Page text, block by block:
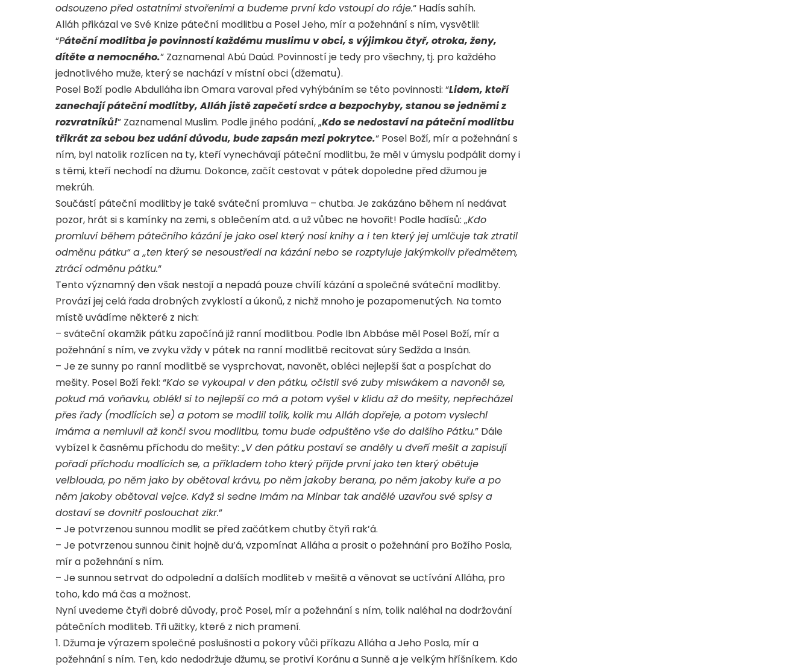
odsouzeno před ostatními stvořeními a budeme první kdo vstoupí do ráje.“ Hadís sahíh.
Alláh přikázal ve Své Knize páteční modlitbu a Posel Jeho, mír a požehnání s ním, vysvětlil:
“Páteční modlitba je povinností každému muslimu v obci, s výjimkou čtyř, otroka, ženy,
dítěte a nemocného.” Zaznamenal Abú Daúd. Povinností je tedy pro všechny, tj. pro každého
jednotlivého muže, který se nachází v místní obci (džematu).
Posel Boží podle Abdulláha ibn Omara varoval před vyhýbáním se této povinnosti: “Lidem, kteří
zanechají páteční modlitby, Alláh jistě zapečetí srdce a bezpochyby, stanou se jedněmi z
rozvratníků!” Zaznamenal Muslim. Podle jiného podání, „Kdo se nedostaví na páteční modlitbu
třikrát za sebou bez udání důvodu, bude zapsán mezi pokrytce.“ Posel Boží, mír a požehnání s
ním, byl natolik rozlícen na ty, kteří vynechávají páteční modlitbu, že měl v úmyslu podpálit domy i
s těmi, kteří nechodí na džumu. Dokonce, začít cestovat v pátek dopoledne před džumou je
mekrúh.
Součástí páteční modlitby je také sváteční promluva – chutba. Je zakázáno během ní nedávat
pozor, hrát si s kamínky na zemi, s oblečením atd. a už vůbec ne hovořit! Podle hadísů: „Kdo
promluví během pátečního kázání je jako osel který nosí knihy a i ten který jej umlčuje tak ztratil
odměnu pátku“ a „ten který se nesoustředí na kázání nebo se rozptyluje jakýmkoliv předmětem,
ztrácí odměnu pátku.“
Tento významný den však nestojí a nepadá pouze chvílí kázání a společné sváteční modlitby.
Provází jej celá řada drobných zvyklostí a úkonů, z nichž mnoho je pozapomenutých. Na tomto
místě uvádíme některé z nich:
– sváteční okamžik pátku započíná již ranní modlitbou. Podle Ibn Abbáse měl Posel Boží, mír a
požehnání s ním, ve zvyku vždy v pátek na ranní modlitbě recitovat súry Sedžda a Insán.
– Je ze sunny po ranní modlitbě se vysprchovat, navonět, obléci nejlepší šat a pospíchat do
mešity. Posel Boží řekl: “Kdo se vykoupal v den pátku, očistil své zuby miswákem a navoněl se,
pokud má voňavku, oblékl si to nejlepší co má a potom vyšel v klidu až do mešity, nepřecházel
přes řady (modlících se) a potom se modlil tolik, kolik mu Alláh dopřeje, a potom vyslechl
Imáma a nemluvil až konči svou modlitbu, tomu bude odpuštěno vše do dalšího Pátku.” Dále
vybízel k časnému příchodu do mešity: „V den pátku postaví se anděly u dveří mešit a zapisují
pořadí příchodu modlících se, a příkladem toho který přijde první jako ten který obětuje
velblouda, po něm jako by obětoval krávu, po něm jakoby berana, po něm jakoby kuře a po
něm jakoby obětoval vejce. Když si sedne Imám na Minbar tak andělé uzavřou své spisy a
dostaví se dovnitř poslouchat zikr.”
– Je potvrzenou sunnou modlit se před začátkem chutby čtyři rak’á.
– Je potvrzenou sunnou činit hojně du’á, vzpomínat Alláha a prosit o požehnání pro Božího Posla,
mír a požehnání s ním.
– Je sunnou setrvat do odpolední a dalších modliteb v mešitě a věnovat se uctívání Alláha, pro
toho, kdo má čas a možnost.
Nyní uvedeme čtyři dobré důvody, proč Posel, mír a požehnání s ním, tolik naléhal na dodržování
pátečních modliteb. Tři užitky, které z nich pramení.
1. Džuma je výrazem společné poslušnosti a pokory vůči příkazu Alláha a Jeho Posla, mír a
požehnání s ním. Ten, kdo nedodržuje džumu, se protiví Koránu a Sunně a je velkým hříšníkem. Kdo